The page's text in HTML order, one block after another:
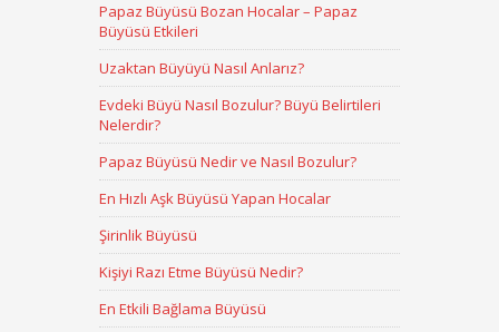
Papaz Büyüsü Bozan Hocalar – Papaz
Büyüsü Etkileri
Uzaktan Büyüyü Nasıl Anlarız?
Evdeki Büyü Nasıl Bozulur? Büyü Belirtileri
Nelerdir?
Papaz Büyüsü Nedir ve Nasıl Bozulur?
En Hızlı Aşk Büyüsü Yapan Hocalar
Şirinlik Büyüsü
Kişiyi Razı Etme Büyüsü Nedir?
En Etkili Bağlama Büyüsü